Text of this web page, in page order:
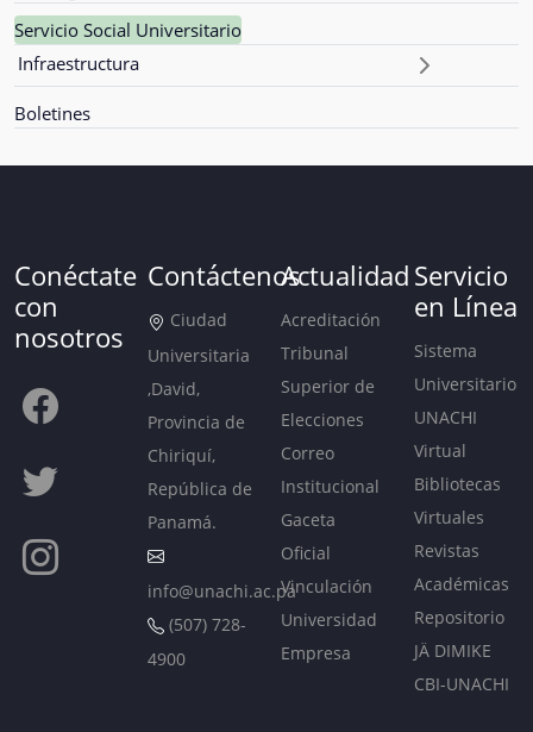
Servicio Social Universitario
Infraestructura
Boletines
Conéctate
con
nosotros
Contáctenos
Ciudad
Universitaria
,David,
Provincia de
Chiriquí,
República de
Panamá.
info@unachi.ac.pa
(507) 728-
4900
Actualidad
Acreditación
Tribunal
Superior de
Elecciones
Correo
Institucional
Gaceta
Oficial
Vinculación
Universidad
Empresa
Servicio
en Línea
Sistema
Universitario
UNACHI
Virtual
Bibliotecas
Virtuales
Revistas
Académicas
Repositorio
JÄ DIMIKE
CBI-UNACHI